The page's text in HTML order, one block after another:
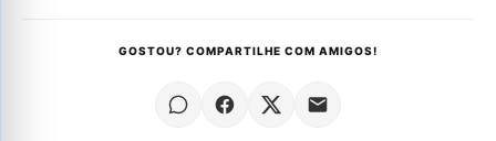
GOSTOU? COMPARTILHE COM AMIGOS!